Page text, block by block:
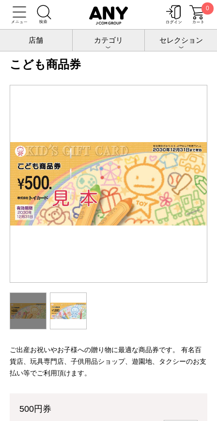
0
店舗 カテゴリ セレクション
トップ チケットポート ギフトカード こども商品券
こども商品券
ご出産お祝いやお子様への贈り物に最適な商品券です。 有名百
貨店、玩具専門店、子供用品ショップ、遊園地、タクシーのお支
払い等でご利用頂けます。
500円券